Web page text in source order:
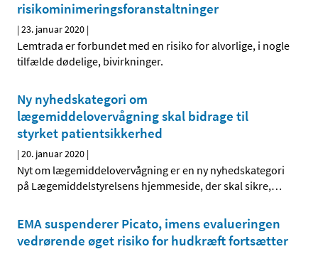
risikominimeringsforanstaltninger
|23. januar 2020 |
Lemtrada er forbundet med en risiko for alvorlige, i nogle
tilfælde dødelige, bivirkninger.
Ny nyhedskategori om
lægemiddelovervågning skal bidrage til
styrket patientsikkerhed
|20. januar 2020 |
Nyt om lægemiddelovervågning er en ny nyhedskategori
på Lægemiddelstyrelsens hjemmeside, der skal sikre,…
EMA suspenderer Picato, imens evalueringen
vedrørende øget risiko for hudkræft fortsætter